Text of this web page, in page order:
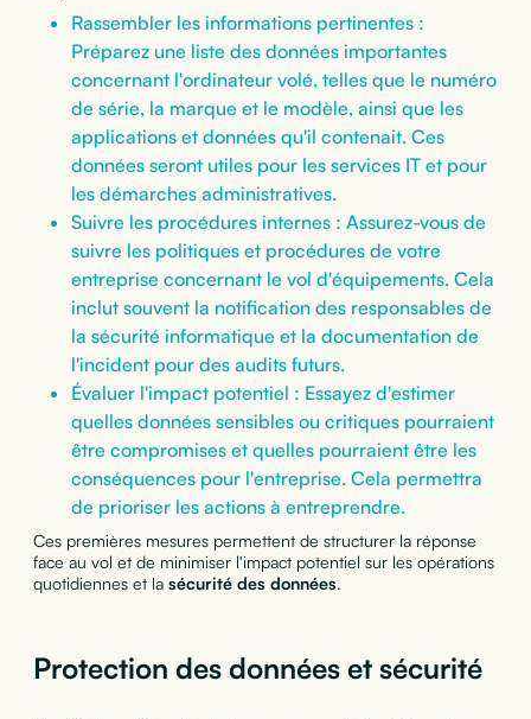
Rassembler les informations pertinentes :
Préparez une liste des données importantes
concernant l'ordinateur volé, telles que le numéro
de série, la marque et le modèle, ainsi que les
applications et données qu'il contenait. Ces
données seront utiles pour les services IT et pour
les démarches administratives.
Suivre les procédures internes : Assurez-vous de
suivre les politiques et procédures de votre
entreprise concernant le vol d'équipements. Cela
inclut souvent la notification des responsables de
la sécurité informatique et la documentation de
l'incident pour des audits futurs.
Évaluer l'impact potentiel : Essayez d'estimer
quelles données sensibles ou critiques pourraient
être compromises et quelles pourraient être les
conséquences pour l'entreprise. Cela permettra
de prioriser les actions à entreprendre.
Ces premières mesures permettent de structurer la réponse
face au vol et de minimiser l'impact potentiel sur les opérations
quotidiennes et la sécurité des données.
Protection des données et sécurité